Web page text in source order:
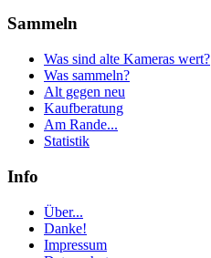
Sammeln
Was sind alte Kameras wert?
Was sammeln?
Alt gegen neu
Kaufberatung
Am Rande...
Statistik
Info
Über...
Danke!
Impressum